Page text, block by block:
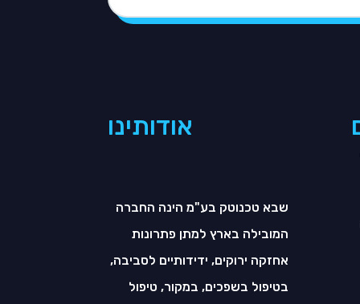
אודותינו
שבא טכנוטק בע"מ הינה החברה
המובילה בארץ למתן פתרונות
אחזקה ירוקים, ידידותיים לסביבה,
בטיפול בשפכים, במקור, טיפול